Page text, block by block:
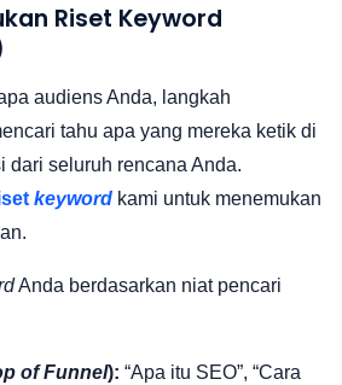
Riset Keyword
audiens Anda, langkah
tahu apa yang mereka ketik di
dari seluruh rencana Anda.
keyword kami untuk menemukan
Anda berdasarkan niat pencari
of Funnel): “Apa itu SEO”, “Cara